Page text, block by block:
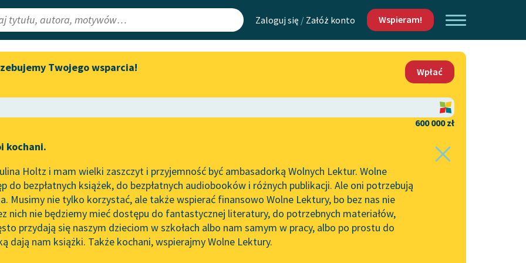
Zaloguj się / Załóż konto Wspieram!
Lektury
redakcyjne
Aktualności
Byliśmy częścią AI Impact Lab
Zapraszamy na spotkanie
w Oslo
Wolne Lektury na 32.
Pol’and’Rock Festivalu
„Kochanek Lady Chatterley”
do słuchania na Wolnych
Lekturach
Mapa Wolnych Lektur
Leśmianator
API
OAI-PMH
Widget Wolnych Lektur
Kontakt
O projekcie
Zasady wykorzystania
Wolnych Lektur
Logotypy
Materiały promocyjne
Twojego wsparcia!
Wpłać
600 000 zł
kochani.
Holtz i mam wielki zaszczyt i przyjemność być ambasadorką Wolnych Lektur. Wolne
do bezpłatnych książek, do bezpłatnych audiobooków i różnych publikacji. Ale oni potrzebują
Musimy nie tylko korzystać, ale także wspierać finansowo Wolne Lektury, bo bez nas nie
nich nie będziemy mieć dostępu do fantastycznej literatury, do potrzebnych materiałów,
przydają się naszym dzieciom w szkołach albo nam samym w pracy, albo po prostu do
dają nam książki. Także kochani, wspierajmy Wolne Lektury.
✖ powieść obyczajowa✖